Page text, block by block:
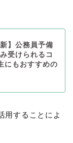
】公務員予備
受けられるコ
にもおすすめの
用することによ